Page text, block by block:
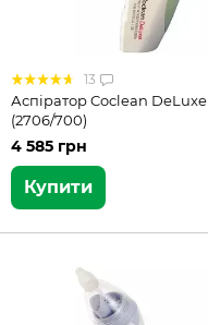
13
Аспіратор Coclean DeLuxe
(2706/700)
4 585 грн
Купити